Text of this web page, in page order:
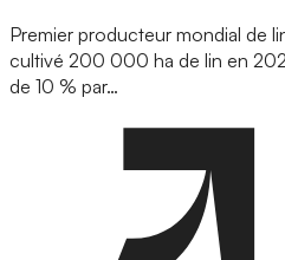
Premier producteur mondial de
cultivé 200 000 ha de lin en
de 10 % par…